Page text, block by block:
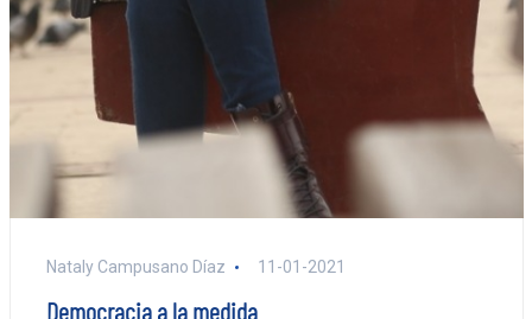
Nataly Campusano Díaz 11-01-2021
Democracia a la medida